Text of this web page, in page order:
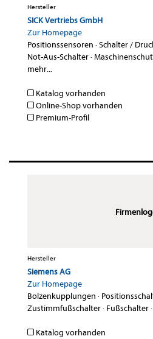
Hersteller
SICK Vertriebs GmbH
Zur Homepage
Positionssensoren ·Schalter /
Not-Aus-Schalter·
mehr...
Katalog vorhanden
Online-Shop vorhanden
Premium-Profil
Hersteller
Siemens AG
Zur Homepage
Bolzenkupplungen ·
Zustimmfußschalter· Fußschalter·
Katalog vorhanden